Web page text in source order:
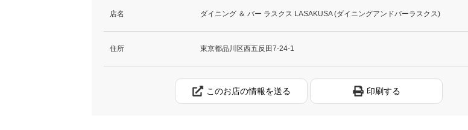
店名 ダイニング ＆ バー ラスクス LASAKUSA (ダイニングアンドバーラスクス)
住所 東京都品川区西五反田7-24-1
このお店の情報を送る 印刷する